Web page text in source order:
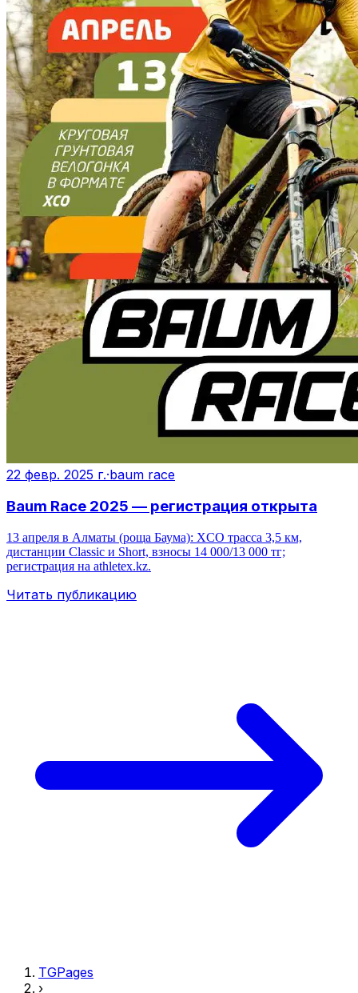
22 февр. 2025 г.·baum race
Baum Race 2025 — регистрация открыта
13 апреля в Алматы (роща Баума): XCO трасса 3,5 км,
дистанции Classic и Short, взносы 14 000/13 000 тг;
регистрация на athletex.kz.
Читать публикацию
TGPages
›